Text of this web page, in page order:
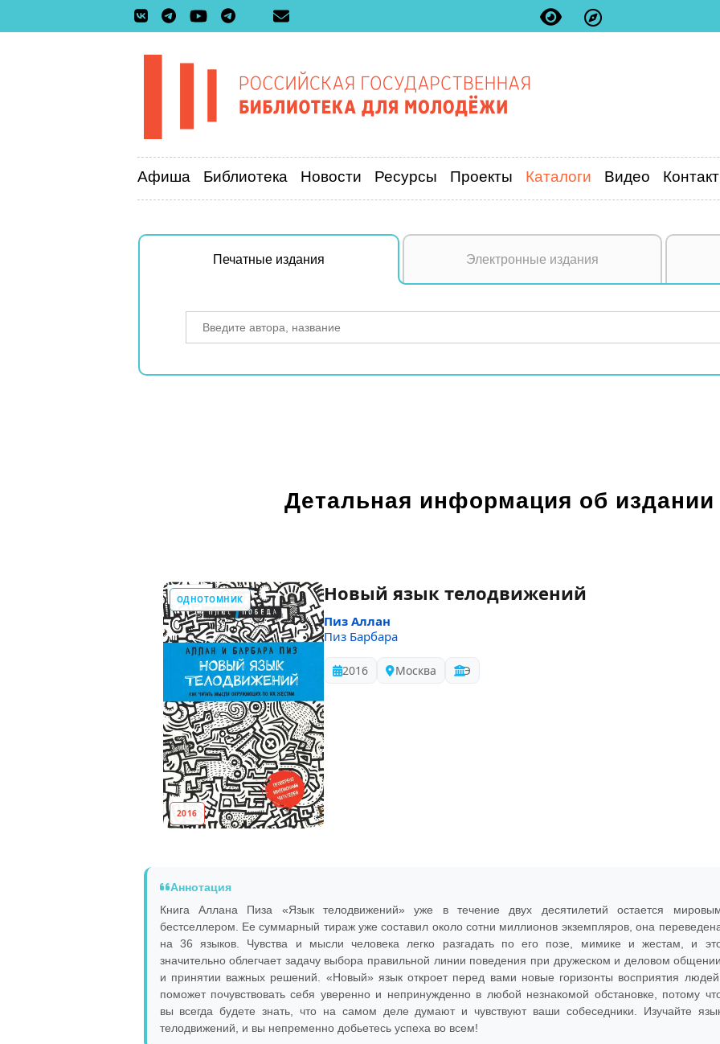
Афиша Библиотека Новости Ресурсы Проекты Каталоги Видео
Печатные издания Электронные издания
Детальная информация об издании
ОДНОТОМНИК
2016
Новый язык телодвижений
Пиз Аллан
Пиз Барбара
2016 Москва Э
Аннотация
Книга Аллана Пиза «Язык телодвижений» уже в течение двух десятилетий остается
бестселлером. Ее суммарный тираж уже составил около сотни миллионов экземпляров, она
на 36 языков. Чувства и мысли человека легко разгадать по его позе, мимике и жестам, и
значительно облегчает задачу выбора правильной линии поведения при дружеском и деловом
и принятии важных решений. «Новый» язык откроет перед вами новые горизонты восприятия
поможет почувствовать себя уверенно и непринужденно в любой незнакомой обстановке, потому
вы всегда будете знать, что на самом деле думают и чувствуют ваши собеседники. Изучайте
телодвижений, и вы непременно добьетесь успеха во всем!